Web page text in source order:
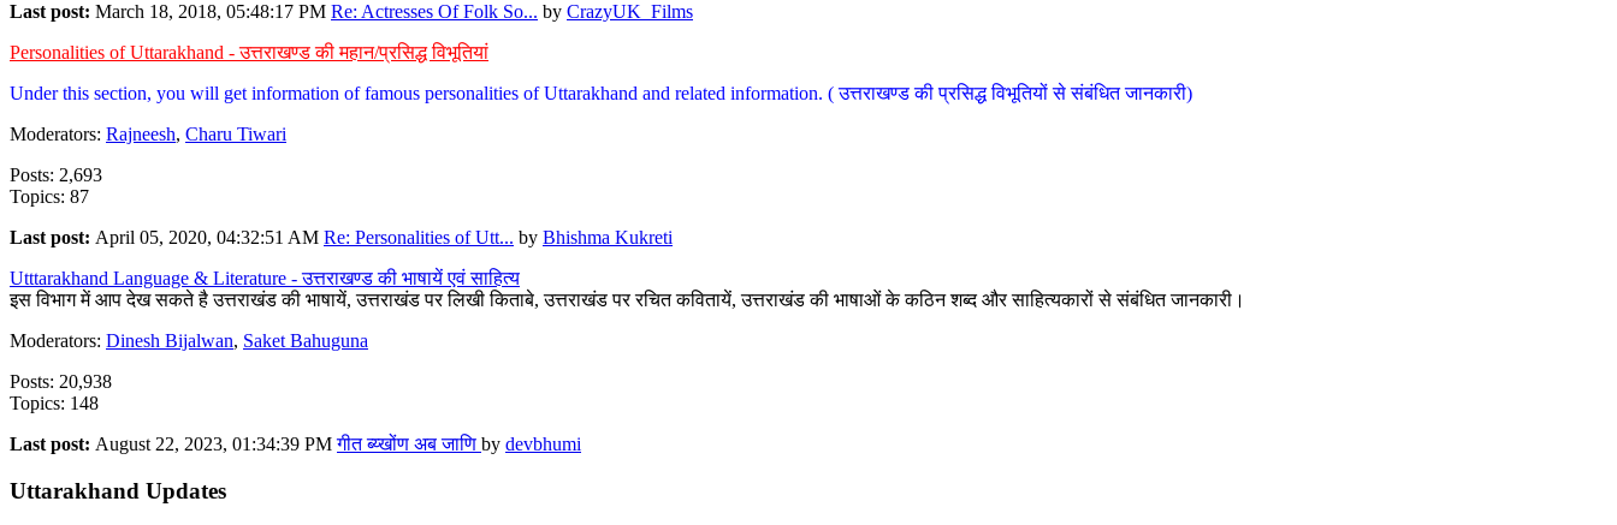
Last post: March 18, 2018, 05:48:17 PM Re: Actresses Of Folk So... by CrazyUK_Films
Personalities of Uttarakhand - उत्तराखण्ड की महान/प्रसिद्ध विभूतियां
Under this section, you will get information of famous personalities of Uttarakhand and related information. ( उत्तराखण्ड की प्रसिद्ध विभूतियों से संबंधित जानकारी)
Moderators: Rajneesh, Charu Tiwari
Posts: 2,693
Topics: 87
Last post: April 05, 2020, 04:32:51 AM Re: Personalities of Utt... by Bhishma Kukreti
Utttarakhand Language & Literature - उत्तराखण्ड की भाषायें एवं साहित्य
इस विभाग में आप देख सकते है उत्तराखंड की भाषायें, उत्तराखंड पर लिखी किताबे, उत्तराखंड पर रचित कवितायें, उत्तराखंड की भाषाओं के कठिन शब्द और साहित्यकारों से संबंधित जानकारी।
Moderators: Dinesh Bijalwan, Saket Bahuguna
Posts: 20,938
Topics: 148
Last post: August 22, 2023, 01:34:39 PMगीत ब्य्खोंण अब जाणि by devbhumi
Uttarakhand Updates